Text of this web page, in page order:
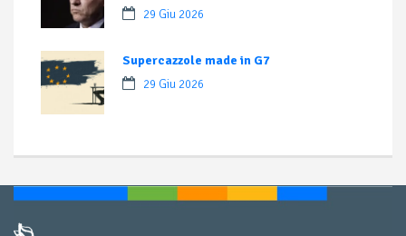
29 Giu 2026
Supercazzole made in G7
29 Giu 2026